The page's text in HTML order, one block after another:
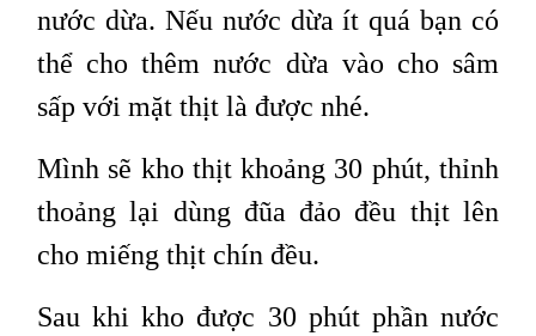
nước dừa. Nếu nước dừa ít quá bạn có
thể cho thêm nước dừa vào cho sâm
sấp với mặt thịt là được nhé.
Mình sẽ kho thịt khoảng 30 phút, thỉnh
thoảng lại dùng đũa đảo đều thịt lên
cho miếng thịt chín đều.
Sau khi kho được 30 phút phần nước